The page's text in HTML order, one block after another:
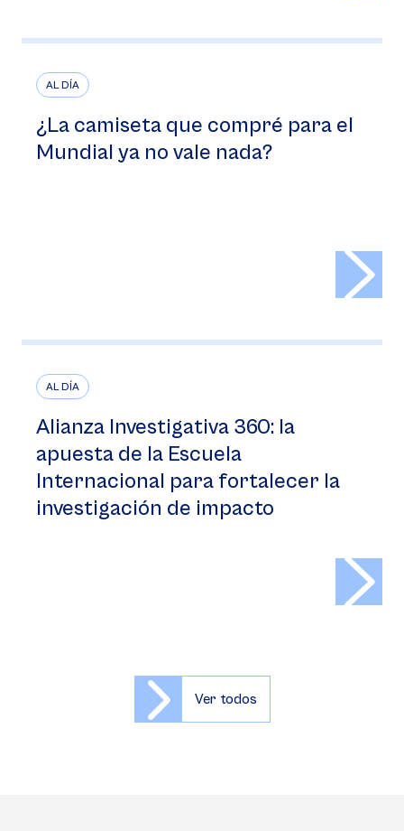
AL DÍA
¿La camiseta que compré para el
Mundial ya no vale nada?
AL DÍA
Alianza Investigativa 360: la
apuesta de la Escuela
Internacional para fortalecer la
investigación de impacto
Ver todos